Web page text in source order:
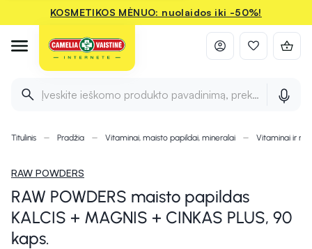
KOSMETIKOS MĖNUO: nuolaidos iki -50%!
Įveskite ieškomo produkto pavadinimą, prekės ženklą ir
Titulinis Pradžia Vitaminai, maisto papildai, mineralai Vitaminai ir
RAW POWDERS
RAW POWDERS maisto papildas
KALCIS + MAGNIS + CINKAS PLUS, 90
kaps.